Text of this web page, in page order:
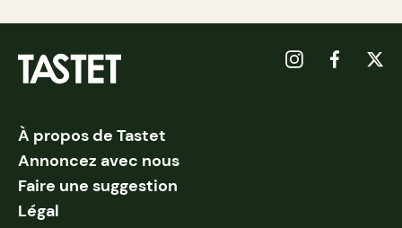
À propos de Tastet
Annoncez avec nous
Faire une suggestion
Légal